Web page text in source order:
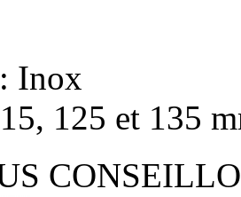
Inox
125 et 135